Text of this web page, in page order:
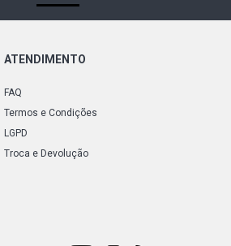
ATENDIMENTO
FAQ
Termos e Condições
LGPD
Troca e Devolução